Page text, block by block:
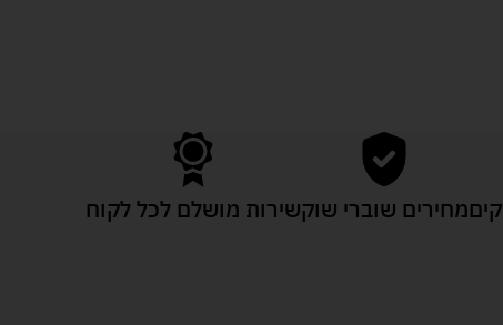
מחירים שוברי שוקשירות מושלם לכל לקוח